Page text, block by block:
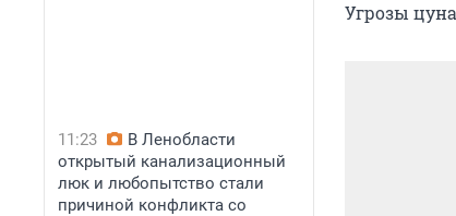
11:23
В Ленобласти
открытый канализационный
люк и любопытство стали
причиной конфликта со
Угрозы